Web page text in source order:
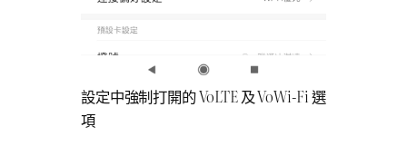
設定中強制打開的 VoLTE 及 VoWi-Fi 選
項